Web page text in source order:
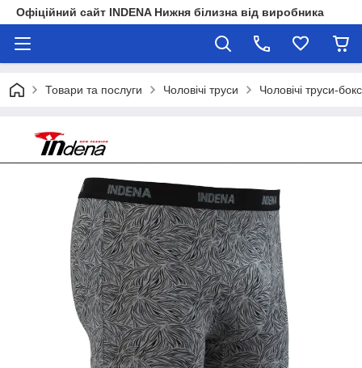
Офіційний сайт INDENA Нижня білизна від виробника
Товари та послуги Чоловічі труси Чоловічі труси-